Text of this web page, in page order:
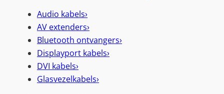
Audio kabels›
AV extenders›
Bluetooth ontvangers›
Displayport kabels›
DVI kabels›
Glasvezelkabels›